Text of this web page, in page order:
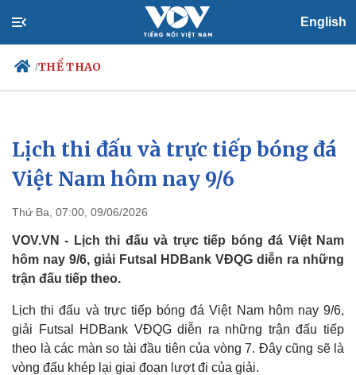
English
/THỂ THAO
Chính trị
Đảng
Tổ chức nhân sự
Nhận diện sự thật
Xã hội
Tin 24h
Dự báo thời tiết
Việc làm
Biển đảo
Lịch thi đấu và trực tiếp bóng đá
Việt Nam hôm nay 9/6
Thứ Ba, 07:00, 09/06/2026
VOV.VN - Lịch thi đấu và trực tiếp bóng đá Việt Nam
hôm nay 9/6, giải Futsal HDBank VĐQG diễn ra những
trận đấu tiếp theo.
Lịch thi đấu và trực tiếp bóng đá Việt Nam hôm nay 9/6,
giải Futsal HDBank VĐQG diễn ra những trận đấu tiếp
theo là các màn so tài đầu tiên của vòng 7. Đây cũng sẽ là
vòng đấu khép lại giai đoạn lượt đi của giải.